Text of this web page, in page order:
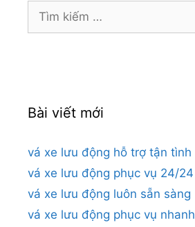
Tìm
kiếm
Bài viết mới
vá xe lưu động hỗ trợ tận tình
vá xe lưu động phục vụ 24/24
vá xe lưu động luôn sẵn sàng
vá xe lưu động phục vụ nhanh